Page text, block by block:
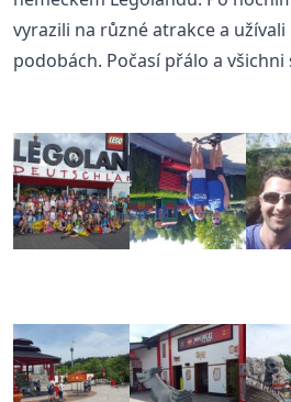
vyrazili na různé atrakce a užívali
podobách. Počasí přálo a